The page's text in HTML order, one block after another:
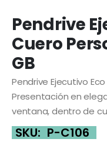
Pendrive
Cuero
GB
Pendrive Ejecutivo
Presentación en
ventana, dentro de
SKU: P-C106